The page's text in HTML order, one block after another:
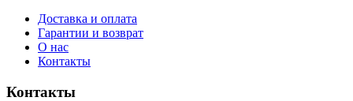
Доставка и оплата
Гарантии и возврат
О нас
Контакты
Контакты